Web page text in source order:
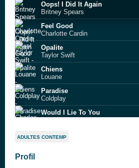
Oops! I Did It Again
Britney Spears
Feel Good
Charlotte Cardin
Opalite
Taylor Swift
Chiens
Louane
Paradise
Coldplay
Would I Lie To You
Tu Trouveras
ADULTES CONTEMP
Profil